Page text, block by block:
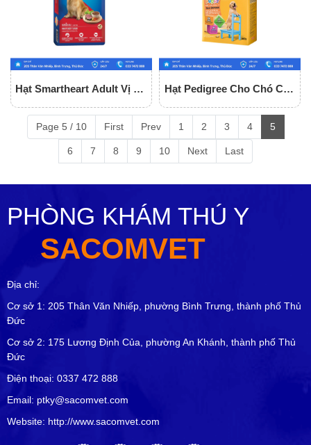
Hạt Smartheart Adult Vị Bò
Hạt Pedigree Cho Chó Con
Page 5 / 10 First Prev 1 2 3 4 5
6 7 8 9 10 Next Last
PHÒNG KHÁM THÚ Y
SACOMVET
Địa chỉ:
Cơ sở 1: 205 Thân Văn Nhiếp, phường Bình Trưng, thành phố Thủ
Đức
Cơ sở 2: 175 Lương Định Của, phường An Khánh, thành phố Thủ
Đức
Điện thoại: 0337 472 888
Email: ptky@sacomvet.com
Website: http://www.sacomvet.com